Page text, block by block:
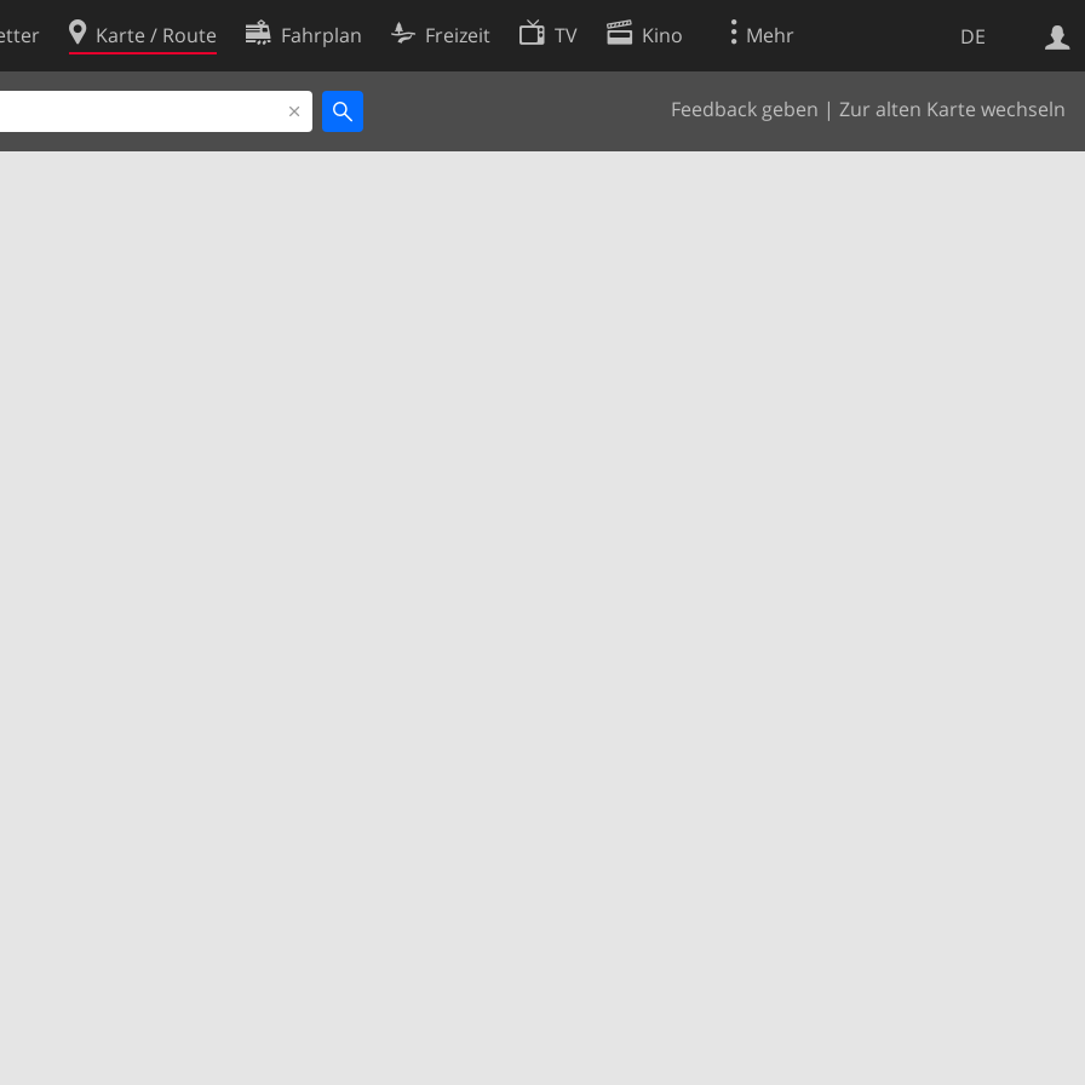
DE
Karte / Route Fahrplan Freizeit TV Kino Mehr
Feedback geben | Zur alten Karte wechseln
Websuche
Cookie-Richtlinie
Cookie-Einstellungen